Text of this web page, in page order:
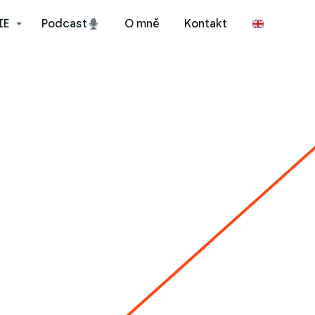
Podcast O mně Kontakt